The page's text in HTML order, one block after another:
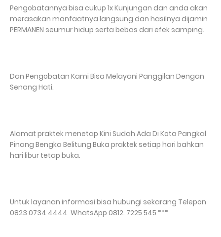
Pengobatannya bisa cukup 1x Kunjungan dan anda akan
merasakan manfaatnya langsung dan hasilnya dijamin
PERMANEN seumur hidup serta bebas dari efek samping.
Dan Pengobatan Kami Bisa Melayani Panggilan Dengan
Senang Hati.
Alamat praktek menetap Kini Sudah Ada Di Kota Pangkal
Pinang Bengka Belitung Buka praktek setiap hari bahkan
hari libur tetap buka.
Untuk layanan informasi bisa hubungi sekarang Telepon
0823 0734 4444 WhatsApp 0812. 7225 545 ***